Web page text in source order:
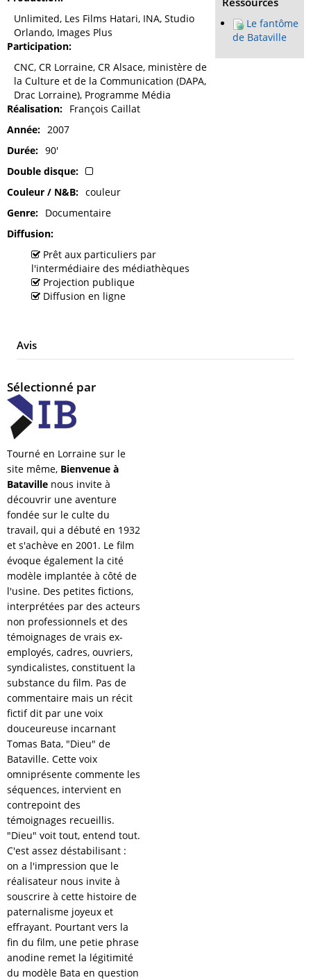
Unlimited, Les Films Hatari, INA, Studio
Orlando, Images Plus
Participation
CNC, CR Lorraine, CR Alsace, ministère de
la Culture et de la Communication (DAPA,
Drac Lorraine), Programme Média
Réalisation
François Caillat
Année
2007
Durée
90'
Double disque
Couleur / N&B
couleur
Genre
Documentaire
Diffusion
Prêt aux particuliers par
l'intermédiaire des médiathèques
Projection publique
Diffusion en ligne
Le fantôme
de Bataville
Avis
Sélectionné par
Tourné en Lorraine sur le
site même, Bienvenue à
Bataville nous invite à
découvrir une aventure
fondée sur le culte du
travail, qui a débuté en 1932
et s'achève en 2001. Le film
évoque également la cité
modèle implantée à côté de
l'usine. Des petites fictions,
interprétées par des acteurs
non professionnels et des
témoignages de vrais ex-
employés, cadres, ouvriers,
syndicalistes, constituent la
substance du film. Pas de
commentaire mais un récit
fictif dit par une voix
douceureuse incarnant
Tomas Bata, "Dieu" de
Bataville. Cette voix
omniprésente commente les
séquences, intervient en
contrepoint des
témoignages recueillis.
"Dieu" voit tout, entend tout.
C'est assez déstabilisant :
on a l'impression que le
réalisateur nous invite à
souscrire à cette histoire de
paternalisme joyeux et
effrayant. Pourtant vers la
fin du film, une petie phrase
anodine remet la légitimité
du modèle Bata en question